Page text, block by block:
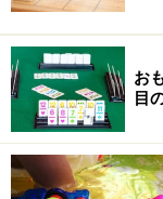
お
目